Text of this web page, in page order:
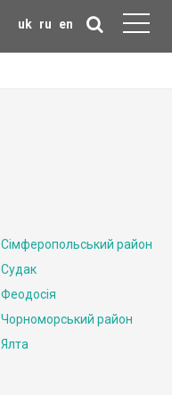
uk ru en
Сімферопольський район
Судак
Феодосія
Чорноморський район
Ялта